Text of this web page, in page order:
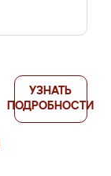
УЗНАТЬ
ПОДРОБНОСТИ